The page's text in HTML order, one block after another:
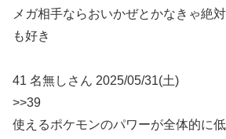
メガ相手ならおいかぜとかなきゃ絶
も好き
41 名無しさん 2025/05/31(土)
>>39
使えるポケモンのパワーが全体的に